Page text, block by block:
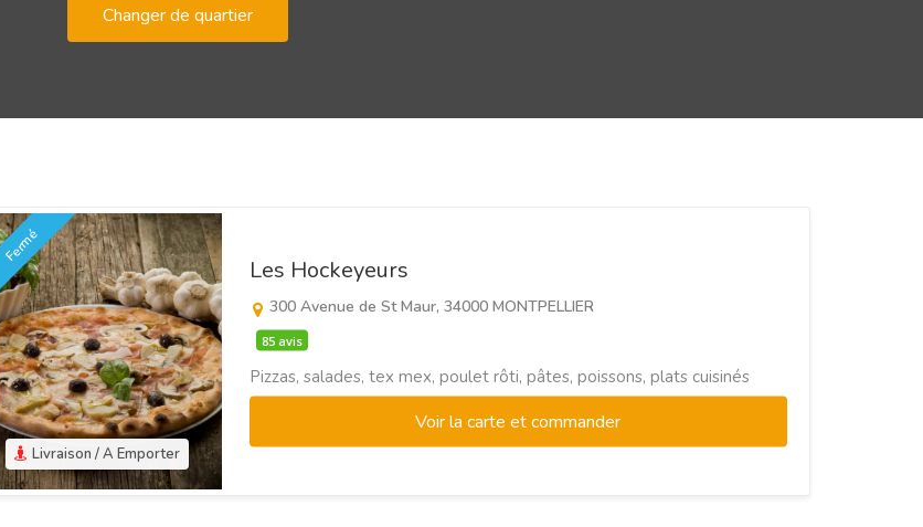
Changer de quartier
Livraison / A Emporter
Fermé
Les Hockeyeurs
300 Avenue de St Maur, 34000 MONTPELLIER
85 avis
Pizzas, salades, tex mex, poulet rôti, pâtes, poissons, plats cuisinés
Voir la carte et commander